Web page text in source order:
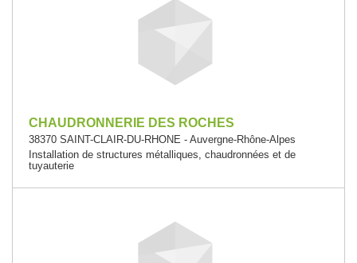
CHAUDRONNERIE DES ROCHES
38370 SAINT-CLAIR-DU-RHONE - Auvergne-Rhône-Alpes
Installation de structures métalliques, chaudronnées et de
tuyauterie